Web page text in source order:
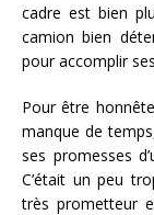
cadre est bien
camion bien
pour accomplir
Pour être
manque de
ses promesses
C’était un peu
très prometteur